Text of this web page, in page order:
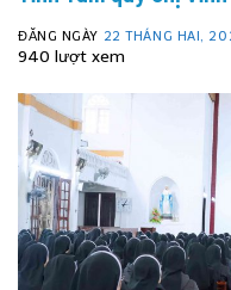
ĐĂNG NGÀY 22 THÁNG HAI,
940 lượt xem